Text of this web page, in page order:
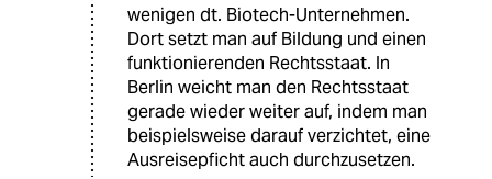
wenigen dt. Biotech-Unternehmen.
Dort setzt man auf Bildung und einen
funktionierenden Rechtsstaat. In
Berlin weicht man den Rechtsstaat
gerade wieder weiter auf, indem man
beispielsweise darauf verzichtet, eine
Ausreisepficht auch durchzusetzen.